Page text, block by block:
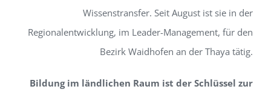
Wissenstransfer. Seit August ist sie in der
Regionalentwicklung, im Leader-Management, für den
Bezirk Waidhofen an der Thaya tätig.
Bildung im ländlichen Raum ist der Schlüssel zur